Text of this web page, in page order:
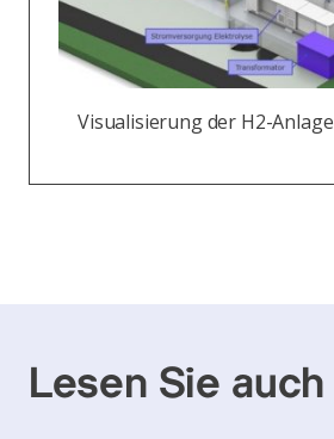
Visualisierung der H2-Anlage
Lesen Sie auch